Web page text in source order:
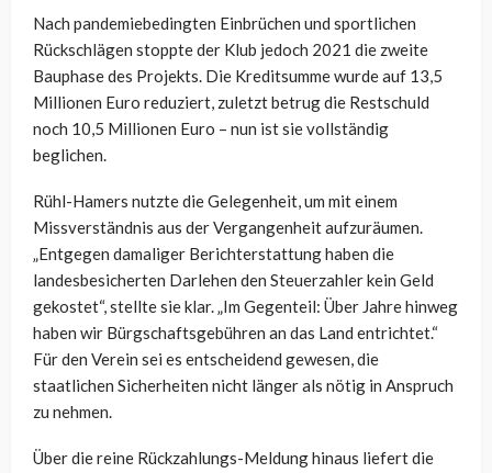
Nach pandemiebedingten Einbrüchen und sportlichen
Rückschlägen stoppte der Klub jedoch 2021 die zweite
Bauphase des Projekts. Die Kreditsumme wurde auf 13,5
Millionen Euro reduziert, zuletzt betrug die Restschuld
noch 10,5 Millionen Euro – nun ist sie vollständig
beglichen.
Rühl-Hamers nutzte die Gelegenheit, um mit einem
Missverständnis aus der Vergangenheit aufzuräumen.
„Entgegen damaliger Berichterstattung haben die
landesbesicherten Darlehen den Steuerzahler kein Geld
gekostet“, stellte sie klar. „Im Gegenteil: Über Jahre hinweg
haben wir Bürgschaftsgebühren an das Land entrichtet.“
Für den Verein sei es entscheidend gewesen, die
staatlichen Sicherheiten nicht länger als nötig in Anspruch
zu nehmen.
Über die reine Rückzahlungs-Meldung hinaus liefert die